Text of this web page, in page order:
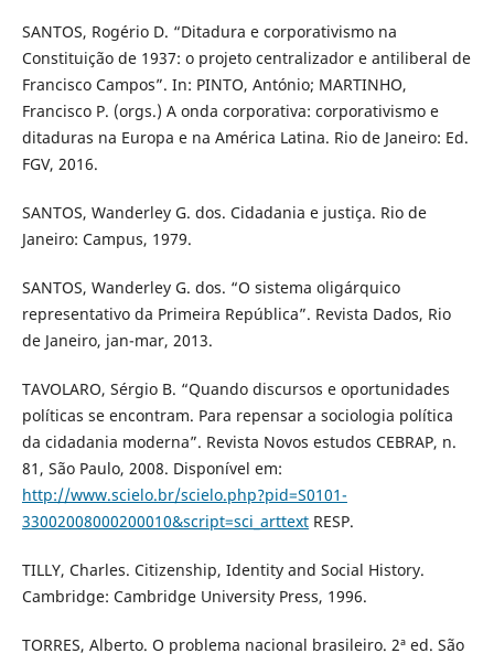
SANTOS, Rogério D. “Ditadura e corporativismo na
Constituição de 1937: o projeto centralizador e antiliberal de
Francisco Campos”. In: PINTO, António; MARTINHO,
Francisco P. (orgs.) A onda corporativa: corporativismo e
ditaduras na Europa e na América Latina. Rio de Janeiro: Ed.
FGV, 2016.
SANTOS, Wanderley G. dos. Cidadania e justiça. Rio de
Janeiro: Campus, 1979.
SANTOS, Wanderley G. dos. “O sistema oligárquico
representativo da Primeira República”. Revista Dados, Rio
de Janeiro, jan-mar, 2013.
TAVOLARO, Sérgio B. “Quando discursos e oportunidades
políticas se encontram. Para repensar a sociologia política
da cidadania moderna”. Revista Novos estudos CEBRAP, n.
81, São Paulo, 2008. Disponível em:
http://www.scielo.br/scielo.php?pid=S0101-
33002008000200010&script=sci_arttextRESP.
TILLY, Charles. Citizenship, Identity and Social History.
Cambridge: Cambridge University Press, 1996.
TORRES, Alberto. O problema nacional brasileiro. 2ª ed. São